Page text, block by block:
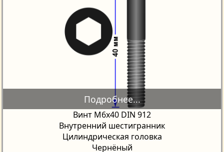
Винт М6х40 DIN 912
Внутренний шестигранник
Цилиндрическая головка
Чернёный